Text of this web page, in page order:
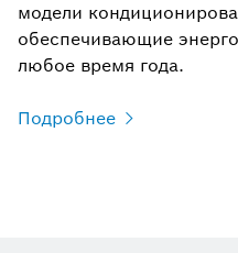
модели
обеспечивающие
любое время года.
Подробнее